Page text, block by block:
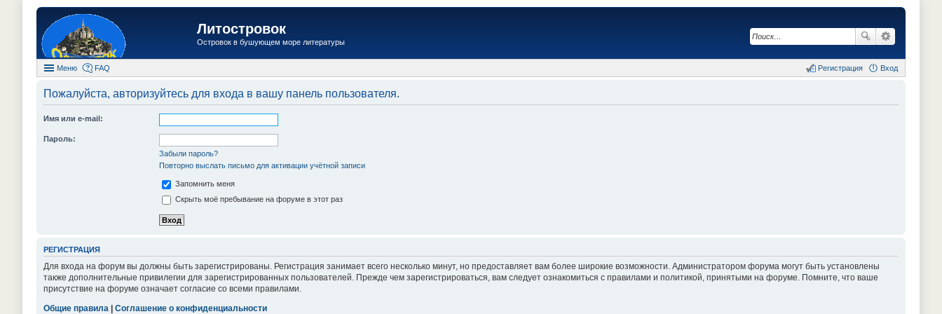
Литостровок
Островок в бушующем море литературы
Меню FAQ Вход
Регистрация
Пожалуйста, авторизуйтесь для входа в вашу панель пользователя.
Имя или e-mail:
Пароль:
Забыли пароль?
Повторно выслать письмо для активации учётной записи
Запомнить меня
Скрыть моё пребывание на форуме в этот раз
РЕГИСТРАЦИЯ
Для входа на форум вы должны быть зарегистрированы. Регистрация занимает всего несколько минут, но предоставляет вам более широкие возможности. Администратором форума могут быть установлены
также дополнительные привилегии для зарегистрированных пользователей. Прежде чем зарегистрироваться, вам следует ознакомиться с правилами и политикой, принятыми на форуме. Помните, что ваше
присутствие на форуме означает согласие со всеми правилами.
Общие правила | Соглашение о конфиденциальности